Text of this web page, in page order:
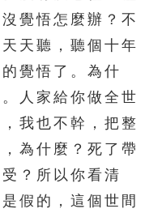
524
534 535
539 540
544 545
549 550
覺悟怎麼辦？不
天聽，聽個十年
覺悟了。為什
人家給你做全世
我也不幹，把整
為什麼？死了帶
？所以你看清
假的，這個世間